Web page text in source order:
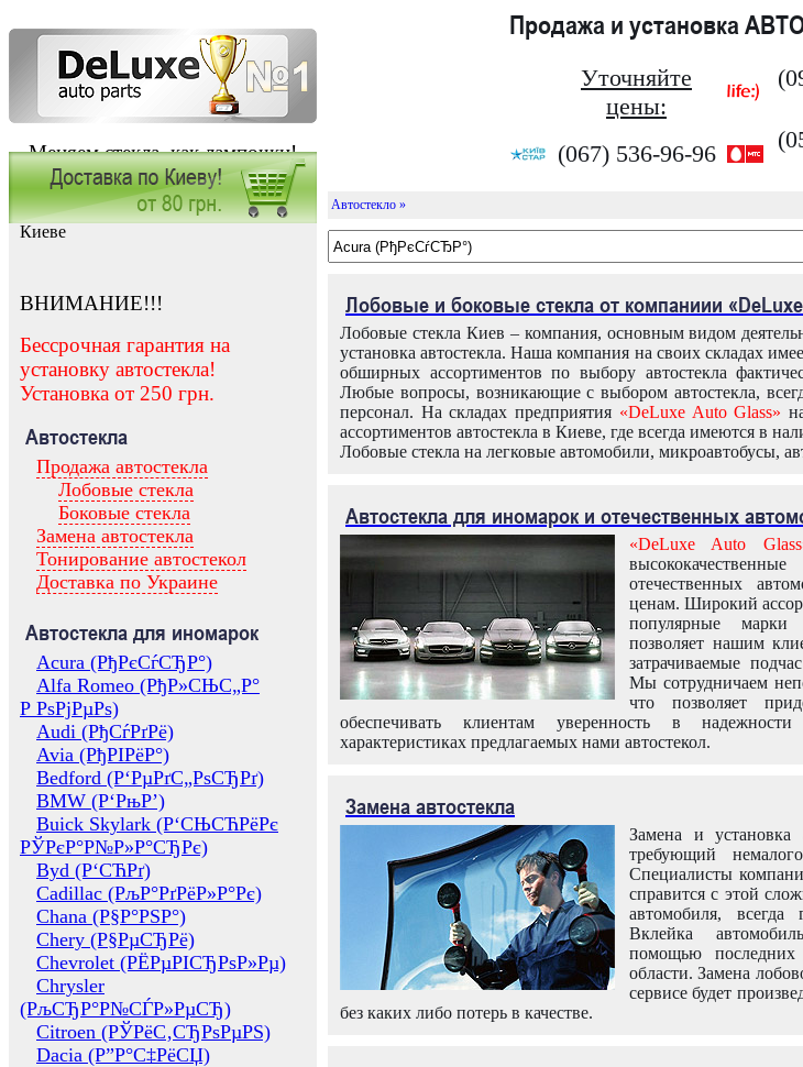
Меняем стекла, как лампочки!
Продажа и установка
Уточняйте
цены:
(067) 536-96-96
Заказать установку автостекла в
Киеве
ВНИМАНИЕ!!!
Бессрочная гарантия на
установку автостекла!
Установка от 250 грн.
Автостекла
Продажа автостекла
Лобовые стекла
Боковые стекла
Замена автостекла
Тонирование автостекол
Доставка по Украине
Автостекла для иномарок
Acura (РђРєСѓСЂР°)
Alfa Romeo (РђР»СЊС„Р°
Р РѕРјРµРѕ)
Audi (РђСѓРґРё)
Avia (РђРІРёР°)
Bedford (Р‘РµРґС„РѕСЂРґ)
BMW (Р‘РњР’)
Buick Skylark (Р‘СЊСЋРёРє
РЎРєР°Р№Р»Р°СЂРє)
Byd (Р‘СЋРґ)
Cadillac (РљР°РґРёР»Р°Рє)
Chana (Р§Р°РЅР°)
Chery (Р§РµСЂРё)
Chevrolet (РЁРµРІСЂРѕР»Рµ)
Chrysler
(РљСЂР°Р№СЃР»РµСЂ)
Citroen (РЎРёС‚СЂРѕРµРЅ)
Dacia (Р”Р°С‡РёСЏ)
Автостекло »
Лобовые и боковые стекла от компаниии
Лобовые стекла Киев – компания, основным видом
установка автостекла. Наша компания на своих складах
обширных ассортиментов по выбору автостекла
Любые вопросы, возникающие с выбором автостекла,
персонал. На складах предприятия «DeLuxe Auto Glass»
ассортиментов автостекла в Киеве, где всегда имеются в
Лобовые стекла на легковые автомобили, микроавтобусы,
Автостекла для иномарок и отечественных
«DeLuxe Auto
отечественных
ценам. Широкий
популярные
позволяет нашим
затрачиваемые
Мы сотрудничаем
что позволяет
обеспечивать клиентам уверенность в
характеристиках предлагаемых нами автостекол.
Замена автостекла
Замена и установка
требующий
Специалисты
справится с этой
автомобиля, всегда
Вклейка
помощью
области. Замена
сервисе будет
без каких либо потерь в качестве.